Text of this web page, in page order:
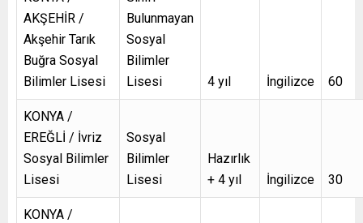
AKŞEHİR /
Akşehir Tarık
Buğra Sosyal
Bilimler Lisesi
Bulunmayan
Sosyal
Bilimler
Lisesi
4 yıl İngilizce 60
KONYA /
EREĞLİ / İvriz
Sosyal Bilimler
Lisesi
Sosyal
Bilimler
Lisesi
Hazırlık
+ 4 yıl
İngilizce 30
KONYA /